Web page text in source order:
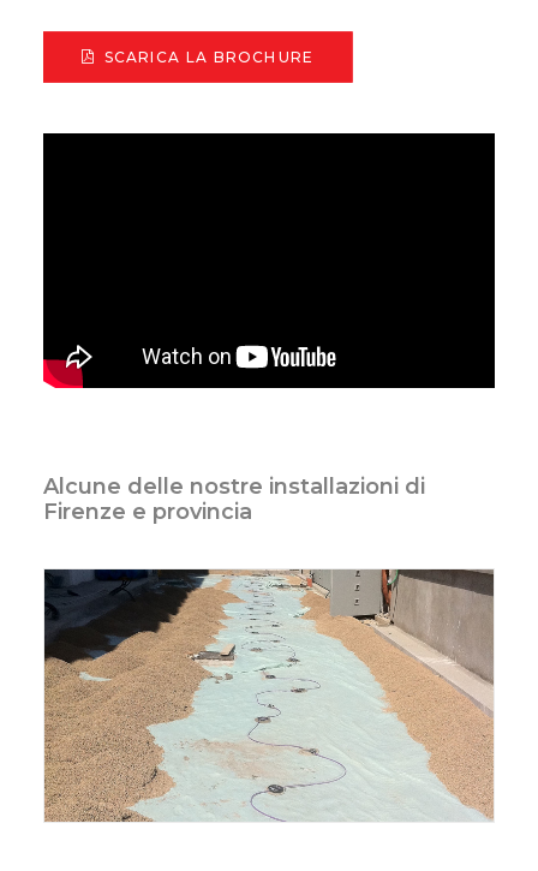
SCARICA LA BROCHURE
Alcune delle nostre installazioni di
Firenze e provincia